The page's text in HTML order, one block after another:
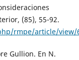
(85), 55-92.
rmpe/article/view/
Gullion. En N.